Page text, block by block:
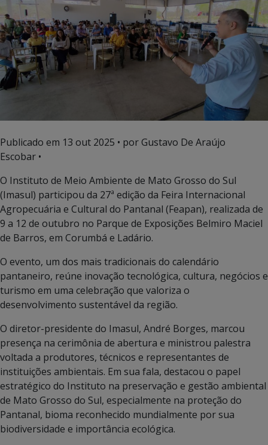
Publicado em 13 out 2025 • por Gustavo De Araújo
Escobar •
O Instituto de Meio Ambiente de Mato Grosso do Sul
(Imasul) participou da 27ª edição da Feira Internacional
Agropecuária e Cultural do Pantanal (Feapan), realizada de
9 a 12 de outubro no Parque de Exposições Belmiro Maciel
de Barros, em Corumbá e Ladário.
O evento, um dos mais tradicionais do calendário
pantaneiro, reúne inovação tecnológica, cultura, negócios e
turismo em uma celebração que valoriza o
desenvolvimento sustentável da região.
O diretor-presidente do Imasul, André Borges, marcou
presença na cerimônia de abertura e ministrou palestra
voltada a produtores, técnicos e representantes de
instituições ambientais. Em sua fala, destacou o papel
estratégico do Instituto na preservação e gestão ambiental
de Mato Grosso do Sul, especialmente na proteção do
Pantanal, bioma reconhecido mundialmente por sua
biodiversidade e importância ecológica.